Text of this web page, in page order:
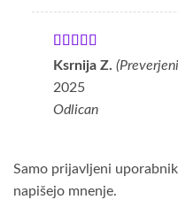
Ocenjeno 5
Ksrnija Z.
2025
Odlican
Samo prijavljeni
napišejo mnenje.